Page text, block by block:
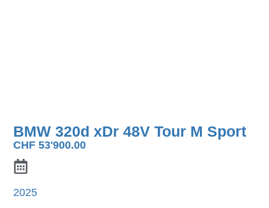
BMW 320d xDr 48V Tour M Sport
CHF 53'900.00
2025